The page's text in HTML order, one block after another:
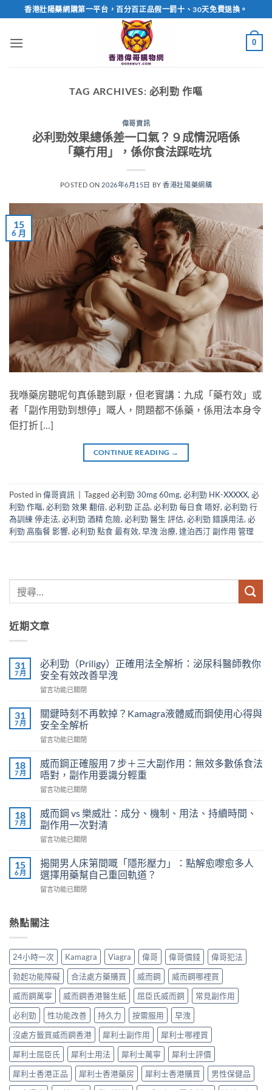
to
content
香港壯陽藥網購第一平台，百分百正品假一罰十、30天免費退換。
0
TAG ARCHIVES: 必利勁 作嘔
偉哥資訊
必利勁效果總係差一口氣？９成情況唔係
「藥冇用」，係你食法踩咗坑
POSTED ON 2026年6月15日 BY香港壯陽藥網購
15
6 月
我喺藥房聽呢句真係聽到厭，但老實講：九成「藥冇效」或
者「副作用勁到想停」嘅人，問題都不係藥，係用法本身令
佢打折 […]
CONTINUE READING →
Posted in偉哥資訊 Tagged必利勁 30mg 60mg, 必利勁 HK-XXXXX, 必
利勁 作嘔, 必利勁 效果 翻倍, 必利勁 正品, 必利勁 每日食 唔好, 必利勁 行
為訓練 停走法, 必利勁 酒精 危險, 必利勁 醫生 評估, 必利勁 錯誤用法, 必
利勁 高脂餐 影響, 必利勁 點食 最有效, 早洩 治療, 達泊西汀 副作用 管理
近期文章
31
7 月
必利勁（Priligy）正確用法全解析：泌尿科醫師教你
安全有效改善早洩
在
利
勁
（Priligy）
正
用
法
全
解
泌
尿
醫
教
你
安
效
改
早
洩〉
中
留言功能已關閉
31
7 月
關鍵時刻不再軟掉？Kamagra液體威而鋼使用心得與
安全全解析
在
鍵
時
刻
不
軟
掉？
Kamagra
液
威
而
使
得
全
全
解
析〉
中
留言功能已關閉
18
7 月
威而鋼正確服用 7 步＋三大副作用：無效多數係食法
唔對，副作用要識分輕重
在
而
鋼
正
確
用
7
步
＋
副
效
多
數
係
食
唔
對，
副
作
用
要
留言功能已關閉
18
7 月
威而鋼 vs 樂威壯：成分、機制、用法、持續時間、
副作用一次對清
在
而
鋼
vs
樂
成
制、
用
法、
持
續
時
間、
副
作
用
一
次
對
清〉
留言功能已關閉
15
6 月
揭開男人床第間嘅「隱形壓力」：點解愈嚟愈多人
選擇用藥幫自己重回軌道？
在
男
人
第
嘅
「隱
形
壓
力」：
點
解
愈
嚟
愈
多
人
留言功能已關閉
熱點關注
24小時一次 Kamagra Viagra 偉哥 偉哥價錢
偉哥犯法
勃起功能障礙
合法處方藥購買 威而鋼
威而鋼哪裡買
威而鋼萬寧
威而鋼香港醫生紙 屈臣氏威而鋼
常見副作用
必利勁
性功能改善 持久力 按需服用
早洩
沒處方籤買威而鋼香港
犀利士副作用
犀利士哪裡買
犀利士屈臣氏
犀利士用法 犀利士萬寧
犀利士評價
犀利士香港正品
犀利士香港藥房 犀利士香港購買
男性保健品